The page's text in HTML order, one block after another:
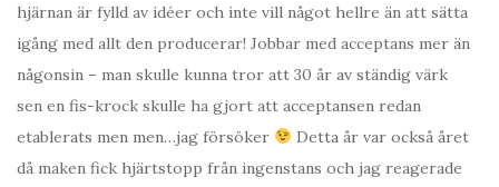
hjärnan är fylld av idéer och inte vill något hellre än att sätta
igång med allt den producerar! Jobbar med acceptans mer än
någonsin – man skulle kunna tror att 30 år av ständig värk
sen en fis-krock skulle ha gjort att acceptansen redan
etablerats men men…jag försöker
Detta år var också året
då maken fick hjärtstopp från ingenstans och jag reagerade